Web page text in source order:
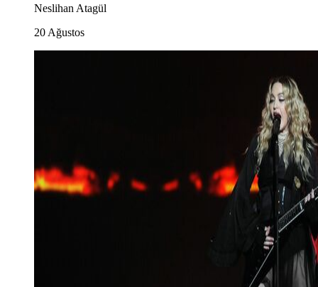
Neslihan Atagül
20 Ağustos